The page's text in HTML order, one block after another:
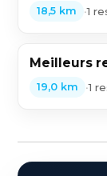
18,5 km •1
Meilleurs
19,0 km •1